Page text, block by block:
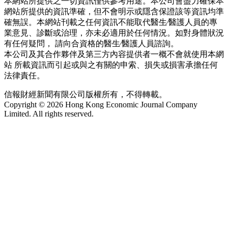
網站所提供的資訊準確，但不會明示或隱含保證該等資訊均準
確無誤。本網站刊載之任何資訊不能取代醫生∕醫護人員的專
業意見、診斷或治理，亦未必適用於任何情況。如對身體狀況
有任何疑問， 請向合資格的醫生∕醫護人員諮詢。
本公司及其合作夥伴及第三方內容提供者一概不會就使用本網
站 所載資訊而引起或與之有關的申索、損失或損害承擔任何
法律責任。
信報財經新聞有限公司版權所有，不得轉載。
Copyright © 2026 Hong Kong Economic Journal Company
Limited. All rights reserved.